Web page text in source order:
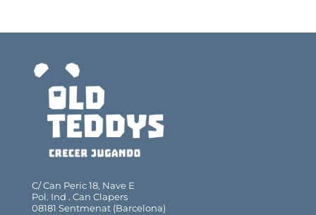
C/ Can Peric 18, Nave E
Pol. Ind . Can Clapers
08181 Sentmenat (Barcelona)